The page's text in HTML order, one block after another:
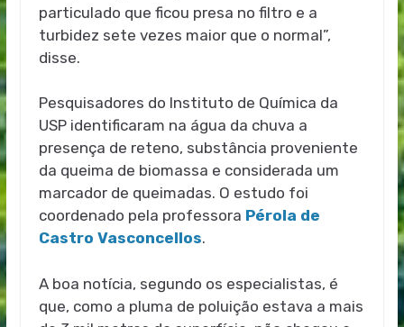
particulado que ficou presa no filtro e a
turbidez sete vezes maior que o normal”,
disse.
Pesquisadores do Instituto de Química da
USP identificaram na água da chuva a
presença de reteno, substância proveniente
da queima de biomassa e considerada um
marcador de queimadas. O estudo foi
coordenado pela professora Pérola de
Castro Vasconcellos.
A boa notícia, segundo os especialistas, é
que, como a pluma de poluição estava a mais